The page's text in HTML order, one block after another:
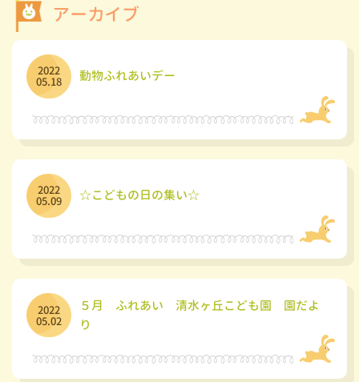
アーカイブ
2022
05.18 動物ふれあいデー
2022
05.09 ☆こどもの日の集い☆
2022
05.02
５月 ふれあい 清水ヶ丘こども園 園だよ
り